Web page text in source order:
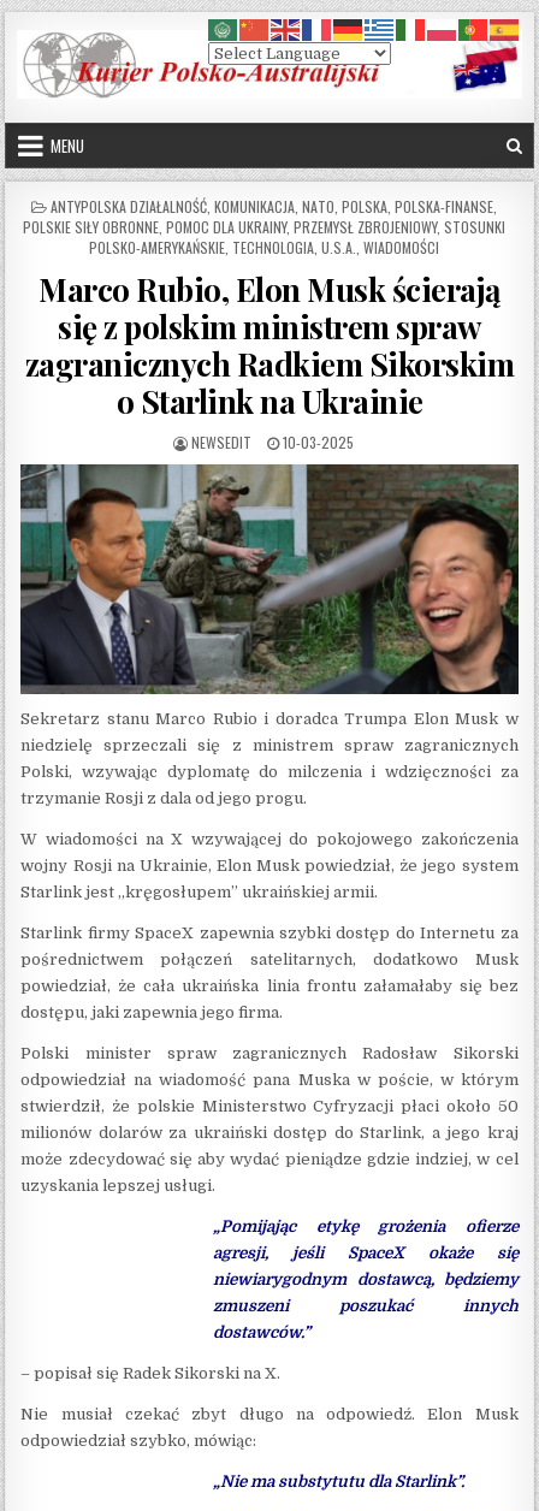
Skip to content
MENU
POSTED IN
ANTYPOLSKA DZIAŁALNOŚĆ, KOMUNIKACJA, NATO POLSKA, POLSKA-FINANSE,
POLSKIE SIŁY OBRONNE, POMOC DLA UKRAINY, PRZEMYSŁ ZBROJENIOWY, STOSUNKI
POLSKO-AMERYKAŃSKIE, TECHNOLOGIA, U.S.A. WIADOMOŚCI
Marco Rubio, Elon Musk ścierają
się z polskim ministrem spraw
zagranicznych Radkiem Sikorskim
o Starlink na Ukrainie
AUTHOR:
NEWSEDIT PUBLISHED DATE:
10-03-2025
Sekretarz stanu Marco Rubio i doradca Trumpa Elon Musk w
niedzielę sprzeczali się z ministrem spraw zagranicznych
Polski, wzywając dyplomatę do milczenia i wdzięczności za
trzymanie Rosji z dala od jego progu.
W wiadomości na X wzywającej do pokojowego zakończenia
wojny Rosji na Ukrainie, Elon Musk powiedział, że jego system
Starlink jest „kręgosłupem” ukraińskiej armii.
Starlink firmy SpaceX zapewnia szybki dostęp do Internetu za
pośrednictwem połączeń satelitarnych, dodatkowo Musk
powiedział, że cała ukraińska linia frontu załamałaby się bez
dostępu, jaki zapewnia jego firma.
Polski minister spraw zagranicznych Radosław Sikorski
odpowiedział na wiadomość pana Muska w poście, w którym
stwierdził, że polskie Ministerstwo Cyfryzacji płaci około 50
milionów dolarów za ukraiński dostęp do Starlink, a jego kraj
może zdecydować się aby wydać pieniądze gdzie indziej, w cel
uzyskania lepszej usługi.
„Pomijając etykę grożenia ofierze
agresji, jeśli SpaceX okaże się
niewiarygodnym dostawcą, będziemy
zmuszeni poszukać innych
dostawców.”
– popisał się Radek Sikorski na X.
Nie musiał czekać zbyt długo na odpowiedź. Elon Musk
odpowiedział szybko, mówiąc:
„Nie ma substytutu dla Starlink”.